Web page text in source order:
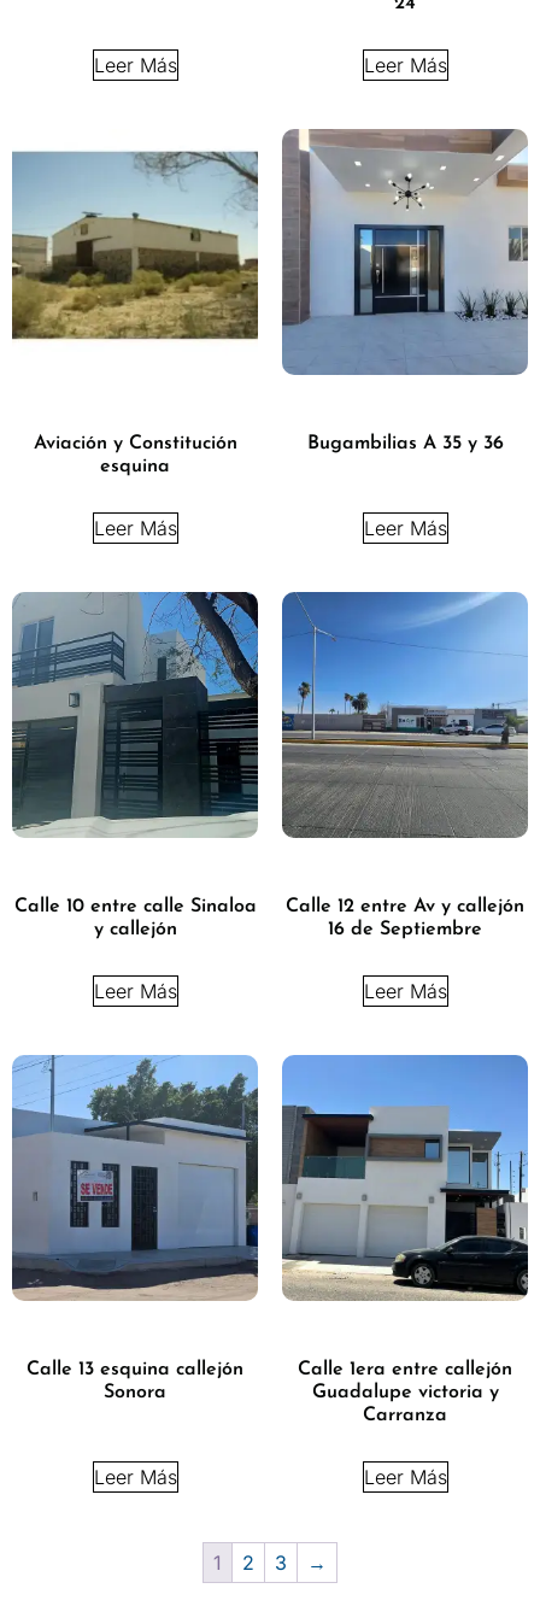
Leer Más Leer Más
Aviación y Constitución
esquina
Leer Más
Bugambilias A 35 y 36
Leer Más
Calle 10 entre calle Sinaloa
y callejón
Leer Más
Calle 12 entre Av y callejón
16 de Septiembre
Leer Más
Calle 13 esquina callejón
Sonora
Leer Más
Calle 1era entre callejón
Guadalupe victoria y
Carranza
Leer Más
1 2 3 →